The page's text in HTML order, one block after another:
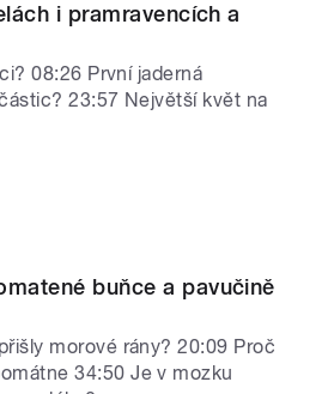
i pramravencích a
08:26 První jaderná
23:57 Největší květ na
buňce a pavučině
morové rány? 20:09 Proč
34:50 Je v mozku